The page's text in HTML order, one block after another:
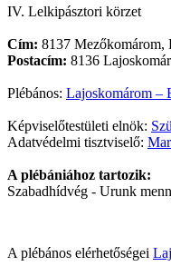
IV. Lelkipásztori körzet
Cím: 8137 Mezőkomárom,
Postacím: 8136
Plébános: Lajoskomárom –
Képviselőtestületi elnök:
Adatvédelmi tisztviselő:
A plébániához tartozik:
Szabadhídvég - Urunk
A plébános elérhetőségei